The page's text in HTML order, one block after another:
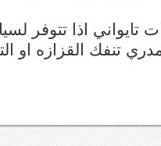
اذا تتوفر
تنفك القزازه او